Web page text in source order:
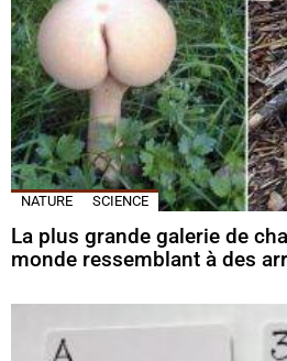
NATURE SCIENCE
La plus grande galerie de
monde ressemblant à des